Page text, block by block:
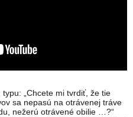
„Chcete mi tvrdiť, že tie
sa nepasú na otrávenej tráve
nežerú otrávené obilie …?“